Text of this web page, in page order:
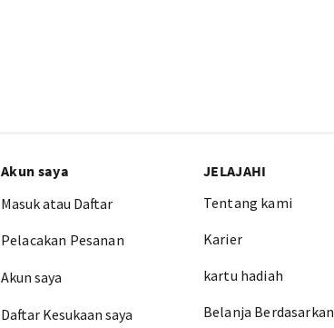
Akun saya
Masuk atau Daftar
Pelacakan Pesanan
Akun saya
Daftar Kesukaan saya
JELAJAHI
Tentang kami
Karier
kartu hadiah
Belanja Berdasarkan